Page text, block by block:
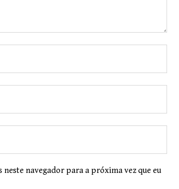
neste navegador para a próxima vez que eu